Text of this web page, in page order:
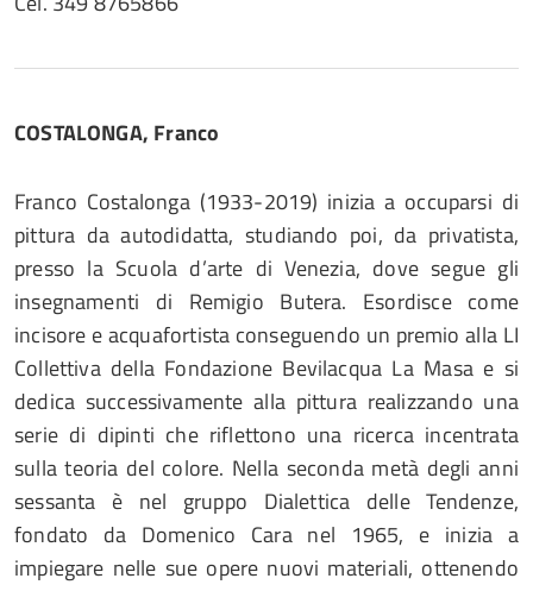
COSTALONGA, Franco
Franco Costalonga (1933-2019) inizia a occuparsi di
pittura da autodidatta, studiando poi, da privatista,
presso la Scuola d’arte di Venezia, dove segue gli
insegnamenti di Remigio Butera. Esordisce come
incisore e acquafortista conseguendo un premio alla LI
Collettiva della Fondazione Bevilacqua La Masa e si
dedica successivamente alla pittura realizzando una
serie di dipinti che riflettono una ricerca incentrata
sulla teoria del colore. Nella seconda metà degli anni
sessanta è nel gruppo Dialettica delle Tendenze,
fondato da Domenico Cara nel 1965, e inizia a
impiegare nelle sue opere nuovi materiali, ottenendo